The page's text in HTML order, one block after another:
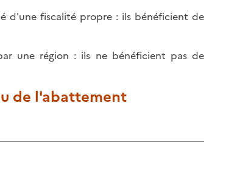
d'une fiscalité propre : ils bénéficient de
une région : ils ne bénéficient pas de
de l'abattement